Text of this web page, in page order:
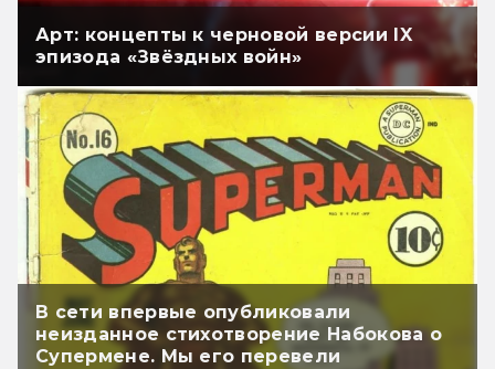
Арт: концепты к черновой версии IX
эпизода «Звёздных войн»
В сети впервые опубликовали
неизданное стихотворение Набокова о
Супермене. Мы его перевели